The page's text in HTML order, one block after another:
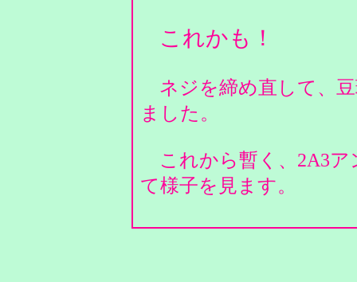
これかも！
ネジを締め直して、
ました。
これから暫く、2A3ア
て様子を見ます。